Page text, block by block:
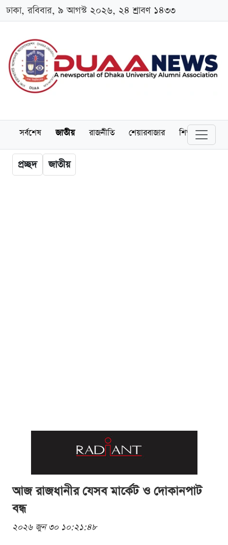
ঢাকা, রবিবার, ৯ আগস্ট ২০২৬, ২৪ শ্রাবণ ১৪৩৩
সর্বশেষ জাতীয় রাজনীতি শেয়ারবাজার শিক্ষা
প্রচ্ছদ জাতীয়
আজ রাজধানীর যেসব মার্কেট ও দোকানপাট
বন্ধ
২০২৬ জুন ৩০ ১০:২১:৪৮